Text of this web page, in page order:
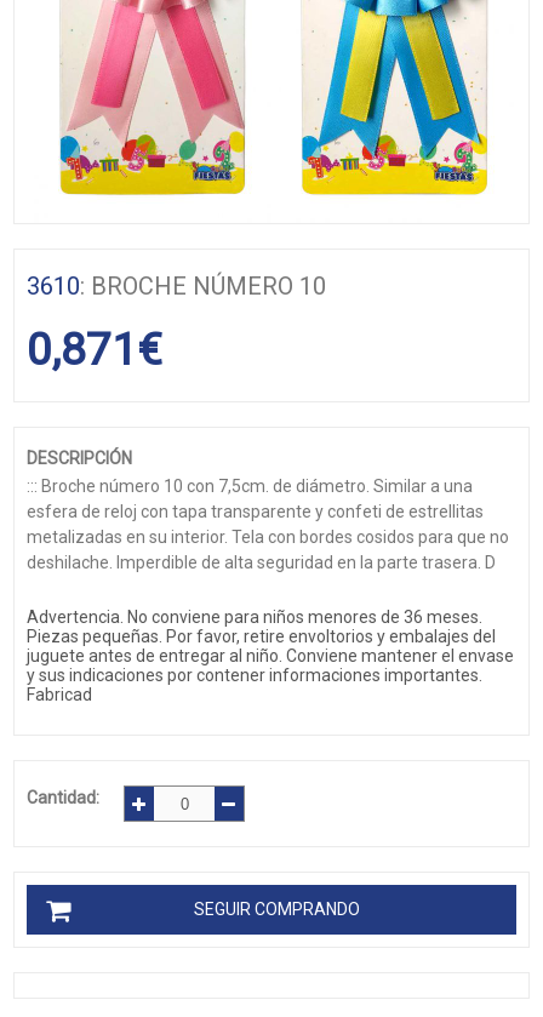
3610: BROCHE NÚMERO 10
0,871€
DESCRIPCIÓN
::: Broche número 10 con 7,5cm. de diámetro. Similar a una
esfera de reloj con tapa transparente y confeti de estrellitas
metalizadas en su interior. Tela con bordes cosidos para que no
deshilache. Imperdible de alta seguridad en la parte trasera. D
Advertencia. No conviene para niños menores de 36 meses.
Piezas pequeñas. Por favor, retire envoltorios y embalajes del
juguete antes de entregar al niño. Conviene mantener el envase
y sus indicaciones por contener informaciones importantes.
Fabricad
Cantidad:
SEGUIR COMPRANDO